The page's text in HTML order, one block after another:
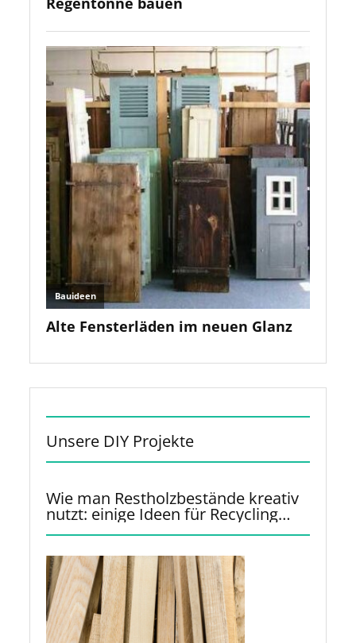
Unsere DIY Projekte
Wie man Restholzbestände kreativ
nutzt: einige Ideen für Recycling
und Upcycling